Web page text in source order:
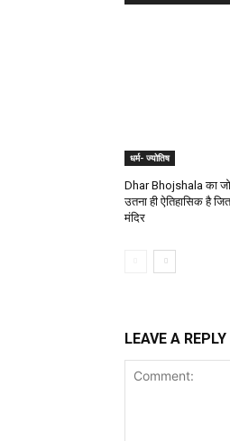
धर्म- ज्योतिष
Dhar Bhojshala का जो
उतना ही ऐतिहासिक है
मंदिर
LEAVE A REPLY